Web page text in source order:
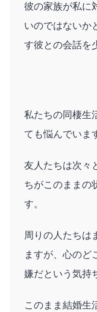
彼の家族が私に
いのではないか
す彼との会話を
私たちの同棲生
ても悩んでいま
友人たちは次々
ちがこのままの
す。
周りの人たちは
ますが、心のど
嫌だという気持
このまま結婚生